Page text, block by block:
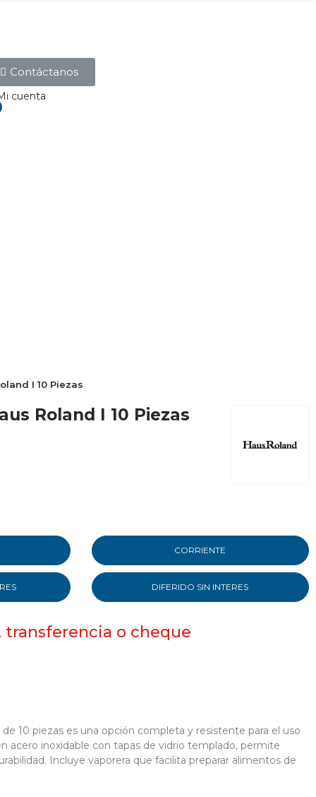
Contáctanos
cuenta
I 10 Piezas
Roland I 10 Piezas
CORRIENTE
DIFERIDO SIN INTERES
transferencia o cheque
10 piezas es una opción completa y resistente para el uso
acero inoxidable con tapas de vidrio templado, permite
Incluye vaporera que facilita preparar alimentos de